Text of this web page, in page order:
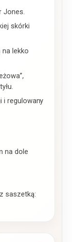
Jones.
skórki
na lekko
i regulowany
na dole
saszetką: